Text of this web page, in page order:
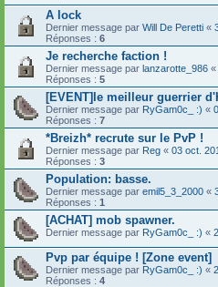
A lock
Dernier message par Will De Peretti «
Réponses : 6
Je recherche faction !
Dernier message par lanzarotte_986 «
Réponses : 5
[EVENT]le meilleur guerrier
Dernier message par RyGam0c_ :) «
Réponses : 7
*Breizh* recrute sur le PvP !
Dernier message par Reg « 03 oct.
Réponses : 3
Population: basse.
Dernier message par emil5_3_2000 «
Réponses : 1
[ACHAT] mob spawner.
Dernier message par RyGam0c_ :) «
Pvp par équipe ! [Zone event]
Dernier message par RyGam0c_ :) «
Réponses : 4